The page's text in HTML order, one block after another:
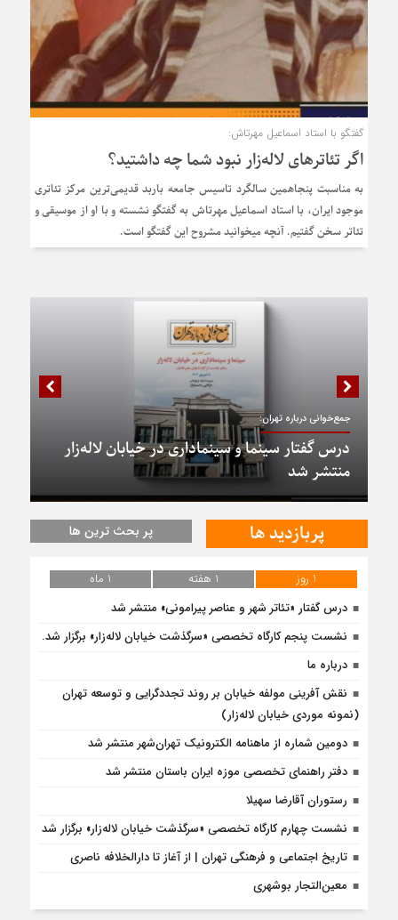
گفتگو با استاد اسماعیل مهرتاش:
اگر تئاترهای لاله‌زار نبود شما چه داشتید؟
به مناسبت پنجاهمین سالگرد تاسیس جامعه باربد قدیمی‌ترین مرکز تئاتری
موجود ایران، با استاد اسماعیل مهرتاش به گفتگو نشسته و با او از موسیقی و
تئاتر سخن گفتیم. آنچه میخوانید مشروح این گفتگو است.
جمع‌خوانی درباره تهران:
درس گفتار سینما و سینماداری در خیابان لاله‌زار
منتشر شد
پربازدید ها پر بحث ترین ها
1 روز 1 هفته
1 ماه
درس‌ گفتار «تئاتر شهر و عناصر پیرامونی» منتشر شد
نشست پنجم کارگاه تخصصی «سرگذشت خیابان لاله‌زار» برگزار شد.
درباره ما
نقش آفرینی مولفه خیابان بر روند تجددگرایی و توسعه تهران
(نمونه موردی خیابان لاله‌زار)
دومین شماره از ماهنامه الکترونیک تهران‌شهر منتشر شد
دفتر راهنمای تخصصی موزه ایران باستان منتشر شد
رستوران آقارضا سهیلا
نشست چهارم کارگاه تخصصی «سرگذشت خیابان لاله‌زار» برگزار شد
تاریخ اجتماعی و فرهنگی تهران | از آغاز تا دارالخلافه ناصری
معین‌التجار بوشهری